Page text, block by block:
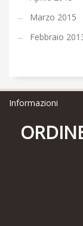
Marzo 2015
Febbraio
Informazioni